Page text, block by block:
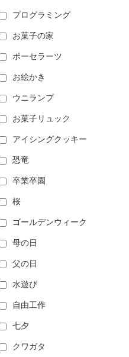
プログラミング
お菓子の家
ポーセラーツ
お絵かき
ウニランプ
お菓子リュック
アイシングクッキー
恐竜
卒業卒園
桜
ゴールデンウィーク
母の日
父の日
水遊び
自由工作
七夕
クワガタ